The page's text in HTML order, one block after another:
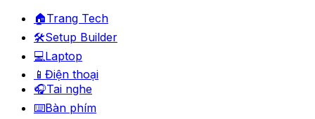
🏠Trang Tech
🛠️Setup Builder
💻Laptop
📱 Điện thoại
🎧Tai nghe
⌨️Bàn phím